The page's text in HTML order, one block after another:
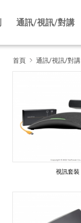
通訊/視訊/對講
首頁 通訊/視訊/對講
o
n
視訊套裝